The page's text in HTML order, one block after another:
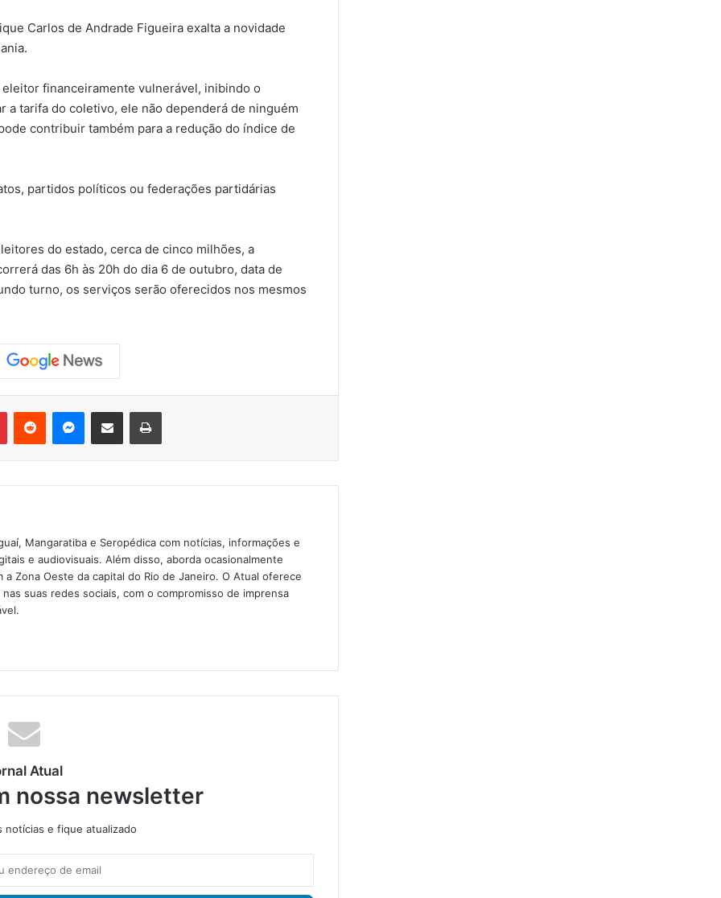
Carlos de Andrade Figueira exalta a novidade
financeiramente vulnerável, inibindo o
a tarifa do coletivo, ele não dependerá de ninguém
contribuir também para a redução do índice de
partidos políticos ou federações partidárias
do estado, cerca de cinco milhões, a
das 6h às 20h do dia 6 de outubro, data de
turno, os serviços serão oferecidos nos mesmos
Mangaratiba e Seropédica com notícias, informações e
e audiovisuais. Além disso, aborda ocasionalmente
Zona Oeste da capital do Rio de Janeiro. O Atual oferece
suas redes sociais, com o compromisso de imprensa
Atual
nossa newsletter
notícias e fique atualizado